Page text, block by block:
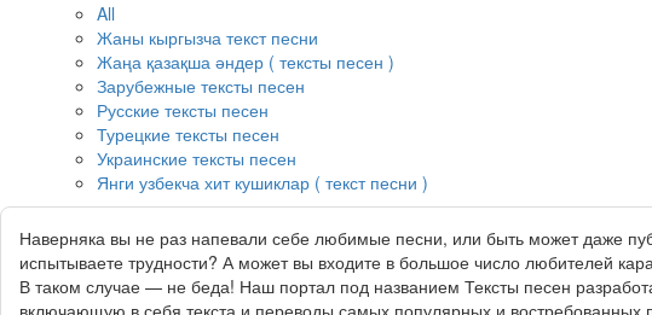
All
Жаны кыргызча текст песни
Жаңа қазақша әндер ( тексты песен )
Зарубежные тексты песен
Русские тексты песен
Турецкие тексты песен
Украинские тексты песен
Янги узбекча хит кушиклар ( текст песни )
Наверняка вы не раз напевали себе любимые песни, или быть может даже
испытываете трудности? А может вы входите в большое число любителей
В таком случае — не беда! Наш портал под названием Тексты песен
включающую в себя текста и переводы самых популярных и